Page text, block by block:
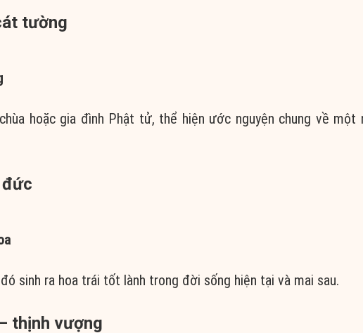
tường
hoặc gia đình Phật tử, thể hiện ước nguyện chung về một
đức
sinh ra hoa trái tốt lành trong đời sống hiện tại và mai sau.
thịnh vượng